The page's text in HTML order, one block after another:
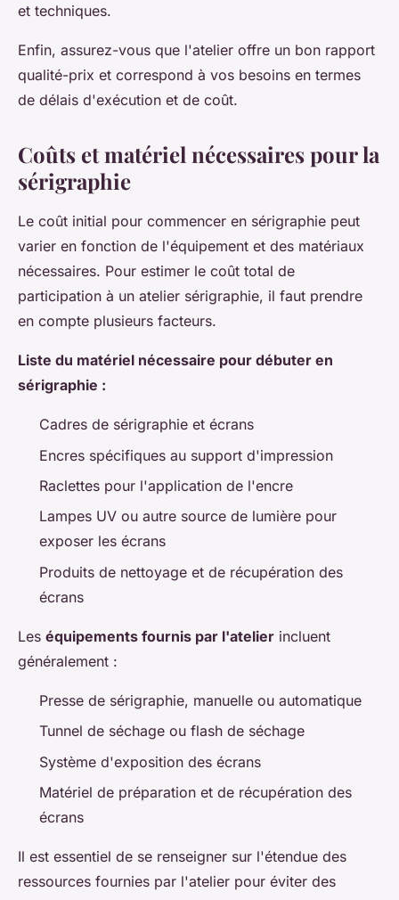
et techniques.
Enfin, assurez-vous que l'atelier offre un bon rapport
qualité-prix et correspond à vos besoins en termes
de délais d'exécution et de coût.
Coûts et matériel nécessaires pour la
sérigraphie
Le coût initial pour commencer en sérigraphie peut
varier en fonction de l'équipement et des matériaux
nécessaires. Pour estimer le coût total de
participation à un atelier sérigraphie, il faut prendre
en compte plusieurs facteurs.
Liste du matériel nécessaire pour débuter en
sérigraphie :
Cadres de sérigraphie et écrans
Encres spécifiques au support d'impression
Raclettes pour l'application de l'encre
Lampes UV ou autre source de lumière pour
exposer les écrans
Produits de nettoyage et de récupération des
écrans
Les équipements fournis par l'atelier incluent
généralement :
Presse de sérigraphie, manuelle ou automatique
Tunnel de séchage ou flash de séchage
Système d'exposition des écrans
Matériel de préparation et de récupération des
écrans
Il est essentiel de se renseigner sur l'étendue des
ressources fournies par l'atelier pour éviter des